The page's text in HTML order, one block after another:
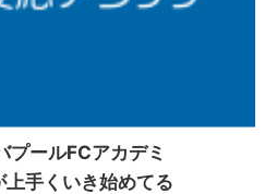
プールFCアカデミ
手くいき始めてる